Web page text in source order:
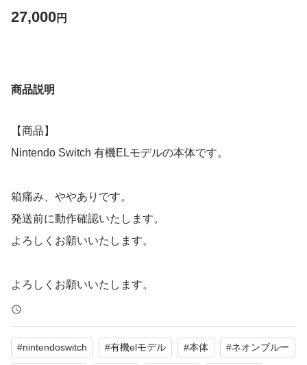
27,000円
商品説明
【商品】
Nintendo Switch 有機ELモデルの本体です。
箱痛み、ややありです。
発送前に動作確認いたします。
よろしくお願いいたします。
よろしくお願いいたします。
#nintendoswitch #有機elモデル #本体 #ネオンブルー